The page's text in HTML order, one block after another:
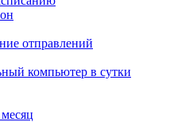
отправлений
компьютер в сутки